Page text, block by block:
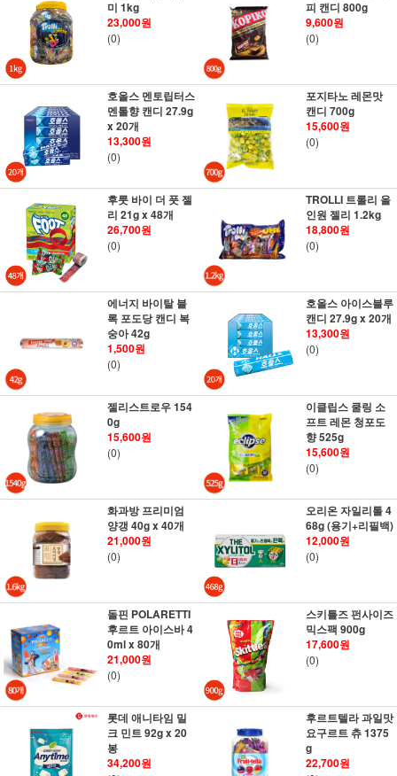
미 1kg
23,000원
(0)
피 캔디 800g
9,600원
(0)
호올스 멘토립터스
멘톨향 캔디 27.9g
x 20개
13,300원
(0)
포지타노 레몬맛
캔디 700g
15,600원
(0)
후룻 바이 더 풋 젤
리 21g x 48개
26,700원
(0)
TROLLI 트롤리 올
인원 젤리 1.2kg
18,800원
(0)
에너지 바이탈 블
록 포도당 캔디 복
숭아 42g
1,500원
(0)
호올스 아이스블루
캔디 27.9g x 20개
13,300원
(0)
젤리스트로우 154
0g
15,600원
(0)
이클립스 쿨링 소
프트 레몬 청포도
향 525g
15,600원
(0)
화과방 프리미엄
양갱 40g x 40개
21,000원
(0)
오리온 자일리톨 4
68g (용기+리필백)
12,000원
(0)
돌핀 POLARETTI
후르트 아이스바 4
0ml x 80개
21,000원
(0)
스키틀즈 펀사이즈
믹스팩 900g
17,600원
(0)
롯데 애니타임 밀
크 민트 92g x 20
봉
34,200원
후르트텔라 과일맛
요구르트 츄 1375
g
22,700원